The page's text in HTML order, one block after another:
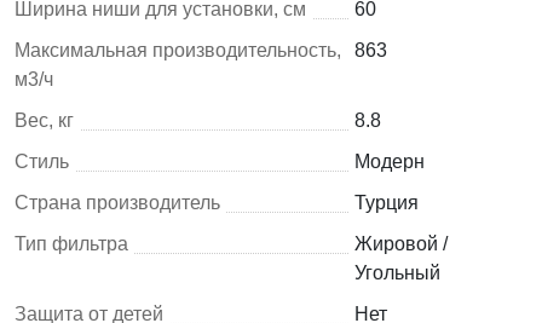
Ширина ниши для установки, см
60
Максимальная производительность,
м3/ч
863
Вес, кг
8.8
Стиль
Модерн
Страна производитель
Турция
Тип фильтра
Жировой /
Угольный
Защита от детей
Нет